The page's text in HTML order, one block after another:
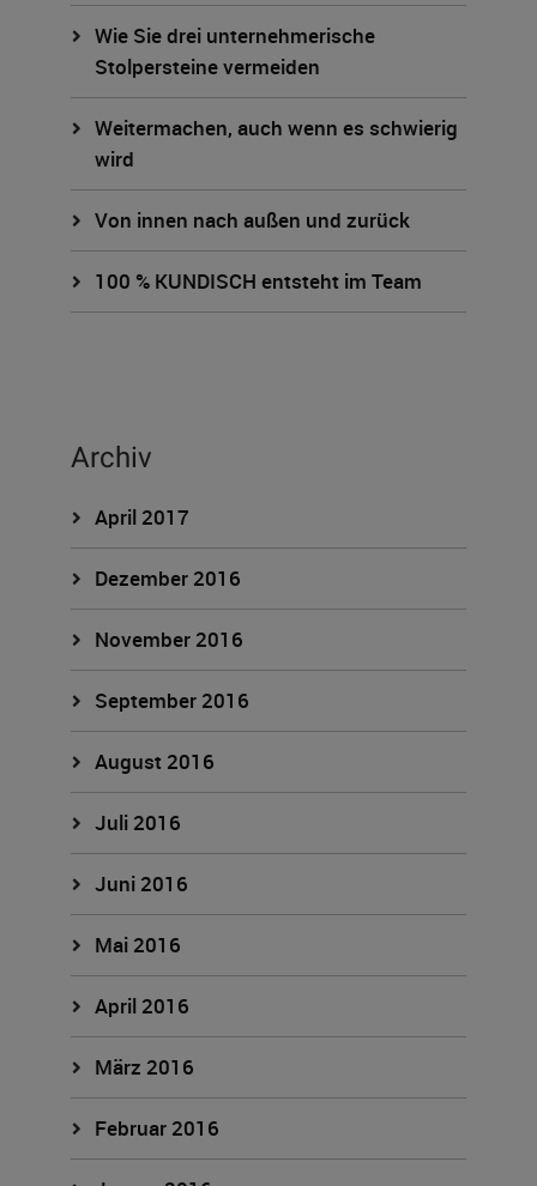
Wie Sie drei unternehmerische
Stolpersteine vermeiden
Weitermachen, auch wenn es schwierig
wird
Von innen nach außen und zurück
100 % KUNDISCH entsteht im Team
Archiv
April 2017
Dezember 2016
November 2016
September 2016
August 2016
Juli 2016
Juni 2016
Mai 2016
April 2016
März 2016
Februar 2016